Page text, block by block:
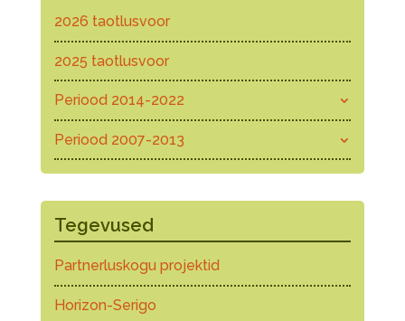
2026 taotlusvoor
2025 taotlusvoor
Periood 2014-2022
Periood 2007-2013
Tegevused
Partnerluskogu projektid
Horizon-Serigo